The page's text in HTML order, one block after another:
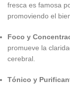
fresca es famosa
promoviendo el
Foco y
promueve la
cerebral.
Tónico y